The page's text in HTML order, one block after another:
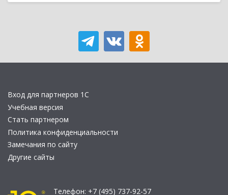
Вход для партнеров 1С
Учебная версия
Стать партнером
Политика конфиденциальности
Замечания по сайту
Другие сайты
Телефон: +7 (495) 737-92-57